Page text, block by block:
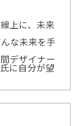
上に、未来
な未来を手
デザイナー
に自分が望